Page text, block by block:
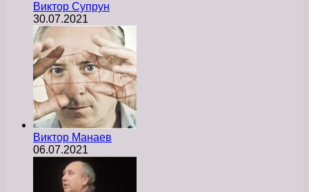
Виктор Супрун
30.07.2021
Виктор Манаев
06.07.2021